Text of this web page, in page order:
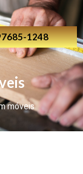
1248
móveis